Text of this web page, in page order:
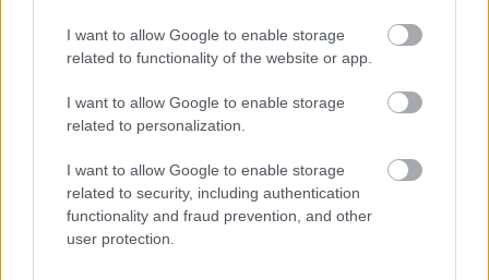
I want to allow Google to enable storage
related to functionality of the website or app.
I want to allow Google to enable storage
related to personalization.
I want to allow Google to enable storage
related to security, including authentication
functionality and fraud prevention, and other
user protection.
MELYBEN A BUDAPEST SCORING ORCHESTRA IS
KÖZREMŰKÖDÖTT
TIZEDIK ALKALOMMAL LÁTHATÓ A